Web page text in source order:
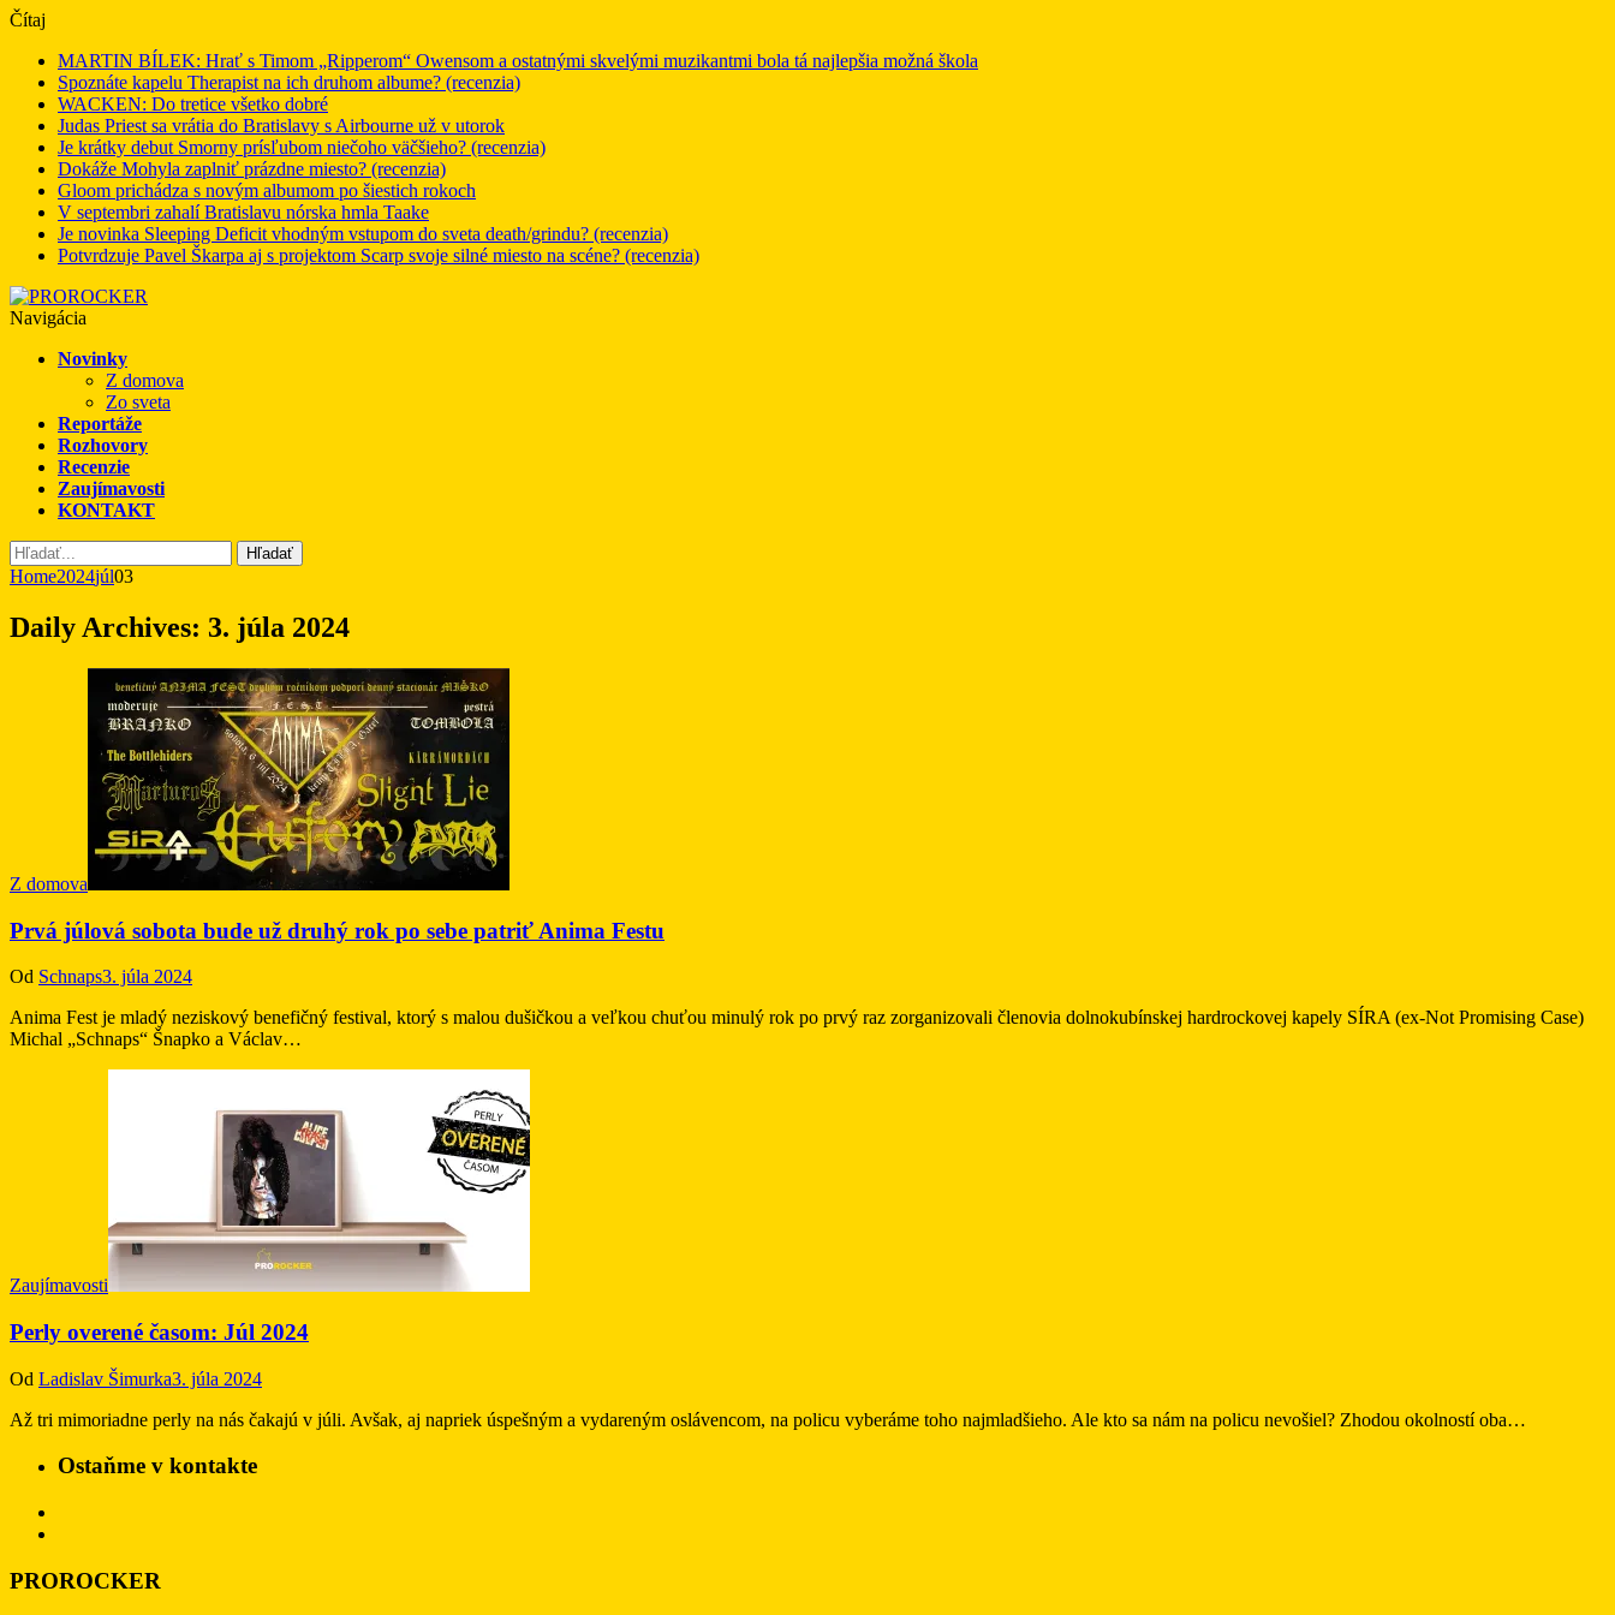
Čítaj
MARTIN BÍLEK: Hrať s Timom „Ripperom“ Owensom a ostatnými skvelými muzikantmi bola tá najlepšia možná škola
Spoznáte kapelu Therapist na ich druhom albume? (recenzia)
WACKEN: Do tretice všetko dobré
Judas Priest sa vrátia do Bratislavy s Airbourne už v utorok
Je krátky debut Smorny prísľubom niečoho väčšieho? (recenzia)
Dokáže Mohyla zaplniť prázdne miesto? (recenzia)
Gloom prichádza s novým albumom po šiestich rokoch
V septembri zahalí Bratislavu nórska hmla Taake
Je novinka Sleeping Deficit vhodným vstupom do sveta death/grindu? (recenzia)
Potvrdzuje Pavel Škarpa aj s projektom Scarp svoje silné miesto na scéne? (recenzia)
Navigácia
Novinky
Z domova
Zo sveta
Reportáže
Rozhovory
Recenzie
Zaujímavosti
KONTAKT
Hľadať
Home2024júl03
Daily Archives: 3. júla 2024
Z domova
Prvá júlová sobota bude už druhý rok po sebe patriť Anima Festu
Od Schnaps3. júla 2024
Anima Fest je mladý neziskový benefičný festival, ktorý s malou dušičkou a veľkou chuťou minulý rok po prvý raz zorganizovali členovia dolnokubínskej hardrockovej kapely SÍRA (ex-Not Promising Case)
Michal „Schnaps“ Šnapko a Václav…
Zaujímavosti
Perly overené časom: Júl 2024
Od Ladislav Šimurka3. júla 2024
Až tri mimoriadne perly na nás čakajú v júli. Avšak, aj napriek úspešným a vydareným oslávencom, na policu vyberáme toho najmladšieho. Ale kto sa nám na policu nevošiel? Zhodou okolností oba…
Ostaňme v kontakte
PROROCKER